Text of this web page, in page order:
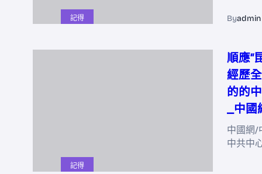
記得 Byadmin
記得
順應“
經歷
的的
_中國
中國網/
中共中